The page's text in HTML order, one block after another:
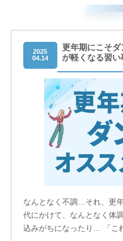
2025
04.14
更年期にこそ
が軽くなる習い
なんとなく不調…それ、更
代にかけて、なんとなく体
込みがちになったり… 「こ